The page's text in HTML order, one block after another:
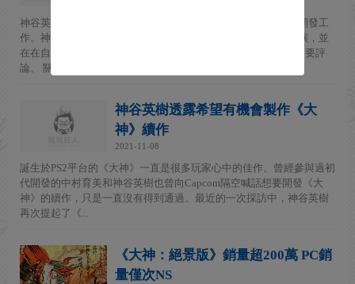
神谷英樹再次表示有興趣參與《紅俠喬伊》和《大神》新作的開發工
作。神谷英樹最近離開了白金工作室，他曾是這兩個項目的導演，並
在在自己的YouTube頻道上發布的新視頻中對這兩個IP進行了簡要評
論。 關於《...
神谷英樹透露希望有機會製作《大
神》續作
2021-11-08
誕生於PS2平台的《大神》一直是很多玩家心中的佳作。曾經參與過初
代開發的中村育美和神谷英樹也曾向Capcom隔空喊話想要開發《大
神》的續作，只是一直沒有得到通過。最近的一次採訪中，神谷英樹
再次提起了《...
《大神：絕景版》銷量超200萬 PC銷
量僅次NS